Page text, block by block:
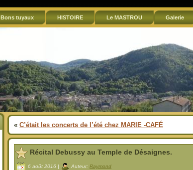
Bons tuyaux HISTOIRE Le MASTROU Galerie
« C’était les concerts de l’été chez MARIE -CAFÉ
Récital Debussy au Temple de Désaignes.
6 août 2016 | Auteur: Raymond